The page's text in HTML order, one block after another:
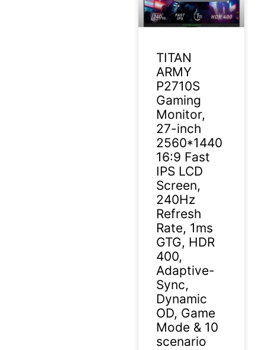
TITAN
ARMY
P2710S
Gaming
Monitor,
27-inch
2560*1440
16:9 Fast
IPS LCD
Screen,
240Hz
Refresh
Rate, 1ms
GTG, HDR
400,
Adaptive-
Sync,
Dynamic
OD, Game
Mode & 10
scenario